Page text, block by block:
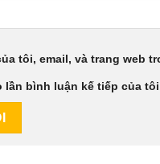
tôi, email, và trang web
lần bình luận kế tiếp của